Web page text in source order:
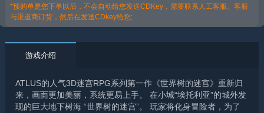
*预购单是您下单以后，不会自动给您发送CDKey，需要联系人工客服。客服
与渠道商订货，然后在发送CDkey给您;
游戏介绍
ATLUS的人气3D迷宫RPG系列第一作《世界树的迷宫》重新归
来，画面更加美丽，系统更易上手。 在小城“埃托利亚”的城外发
现的巨大地下树海 “世界树的迷宫”。 玩家将化身冒险者，为了